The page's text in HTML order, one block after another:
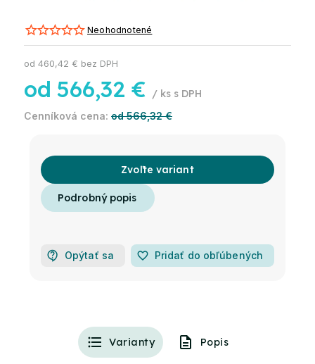
Neohodnotené
od 566,32 €
od 566,32 € / ks
od 460,42 € bez DPH
Zvoľte variant
Opýtať sa favorite_border Pridať do obľúbených
Varianty Popis